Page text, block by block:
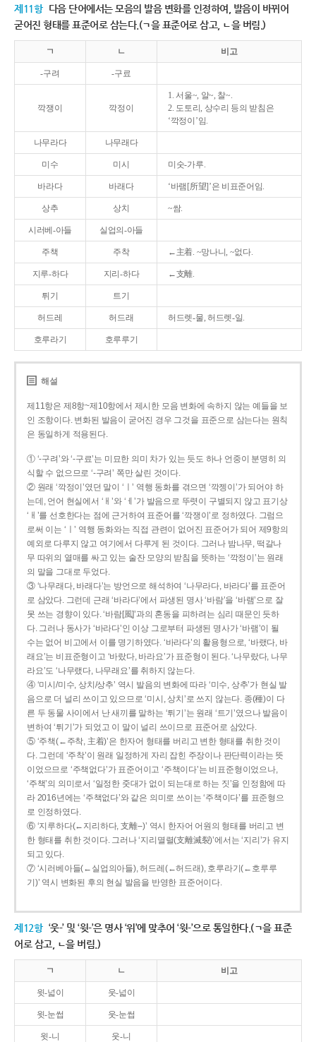
제11항 다음 단어에서는 모음의 발음 변화를 인정하여, 발음이 바뀌어
굳어진 형태를 표준어로 삼는다.(ㄱ을 표준어로 삼고, ㄴ을 버림.)
ㄱ ㄴ 비고
-구려 -구료
깍쟁이 깍정이
1. 서울~, 알~, 찰~.
2. 도토리, 상수리 등의 받침은
‘깍정이’임.
나무라다 나무래다
미수 미시 미숫-가루.
바라다 바래다 ‘바램[所望]’은 비표준어임.
상추 상치 ~쌈.
시러베-아들 실업의-아들
주책 주착 ←主着. ~망나니, ~없다.
지루-하다 지리-하다 ←支離.
튀기 트기
허드레 허드래 허드렛-물, 허드렛-일.
호루라기 호루루기
해설
제11항은 제8항~제10항에서 제시한 모음 변화에 속하지 않는 예들을 보
인 조항이다. 변화된 발음이 굳어진 경우 그것을 표준으로 삼는다는 원칙
은 동일하게 적용된다.
① ‘-구려’와 ‘-구료’는 미묘한 의미 차가 있는 듯도 하나 언중이 분명히 의
식할 수 없으므로 ‘-구려’ 쪽만 살린 것이다.
② 원래 ‘깍정이’였던 말이 ‘ㅣ’ 역행 동화를 겪으면 ‘깍젱이’가 되어야 하
는데, 언어 현실에서 ‘ㅐ’와 ‘ㅔ’가 발음으로 뚜렷이 구별되지 않고 표기상
‘ㅐ’를 선호한다는 점에 근거하여 표준어를 ‘깍쟁이’로 정하였다. 그럼으
로써 이는 ‘ㅣ’ 역행 동화와는 직접 관련이 없어진 표준어가 되어 제9항의
예외로 다루지 않고 여기에서 다루게 된 것이다. 그러나 밤나무, 떡갈나
무 따위의 열매를 싸고 있는 술잔 모양의 받침을 뜻하는 ‘깍정이’는 원래
의 말을 그대로 두었다.
③ ‘나무래다, 바래다’는 방언으로 해석하여 ‘나무라다, 바라다’를 표준어
로 삼았다. 그런데 근래 ‘바라다’에서 파생된 명사 ‘바람’을 ‘바램’으로 잘
못 쓰는 경향이 있다. ‘바람[風]’과의 혼동을 피하려는 심리 때문인 듯하
다. 그러나 동사가 ‘바라다’인 이상 그로부터 파생된 명사가 ‘바램’이 될
수는 없어 비고에서 이를 명기하였다. ‘바라다’의 활용형으로, ‘바랬다, 바
래요’는 비표준형이고 ‘바랐다, 바라요’가 표준형이 된다. ‘나무랐다, 나무
라요’도 ‘나무랬다, 나무래요’를 취하지 않는다.
④ ‘미시/미수, 상치/상추’ 역시 발음의 변화에 따라 ‘미수, 상추’가 현실 발
음으로 더 널리 쓰이고 있으므로 ‘미시, 상치’로 쓰지 않는다. 종(種)이 다
른 두 동물 사이에서 난 새끼를 말하는 ‘튀기’는 원래 ‘트기’였으나 발음이
변하여 ‘튀기’가 되었고 이 말이 널리 쓰이므로 표준어로 삼았다.
⑤ ‘주책(←주착, 主着)’은 한자어 형태를 버리고 변한 형태를 취한 것이
다. 그런데 ‘주착’이 원래 일정하게 자리 잡힌 주장이나 판단력이라는 뜻
이었으므로 ‘주책없다’가 표준어이고 ‘주책이다’는 비표준형이었으나,
‘주책’의 의미로서 ‘일정한 줏대가 없이 되는대로 하는 짓’을 인정함에 따
라 2016년에는 ‘주책없다’와 같은 의미로 쓰이는 ‘주책이다’를 표준형으
로 인정하였다.
⑥ ‘지루하다(←지리하다, 支離--)’ 역시 한자어 어원의 형태를 버리고 변
한 형태를 취한 것이다. 그러나 ‘지리멸렬(支離滅裂)’에서는 ‘지리’가 유지
되고 있다.
⑦ ‘시러베아들(←실업의아들), 허드레(←허드래), 호루라기(←호루루
기)’ 역시 변화된 후의 현실 발음을 반영한 표준어이다.
제12항 ‘웃-’ 및 ‘윗-’은 명사 ‘위’에 맞추어 ‘윗-’으로 통일한다.(ㄱ을 표준
어로 삼고, ㄴ을 버림.)
ㄱ ㄴ 비고
윗-넓이 웃-넓이
윗-눈썹 웃-눈썹
윗-니 웃-니